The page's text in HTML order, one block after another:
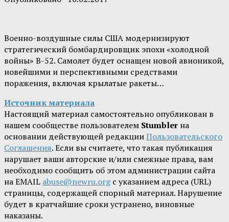
Военно-воздушные силы США модернизируют
стратегический бомбардировщик эпохи «холодной
войны» B-52. Самолет будет оснащен новой авионикой,
новейшими и перспективными средствами
поражения, включая крылатые ракеты…
Источник материала
Настоящий материал самостоятельно опубликован в
нашем сообществе пользователем Stumbler на
основании действующей редакцииПользовательского
Соглашения. Если вы считаете, что такая публикация
нарушает ваши авторские и/или смежные права, вам
необходимо сообщить об этом администрации сайта
на EMAIL abuse@newru.orgс указанием адреса (URL)
страницы, содержащей спорный материал. Нарушение
будет в кратчайшие сроки устранено, виновные
наказаны.